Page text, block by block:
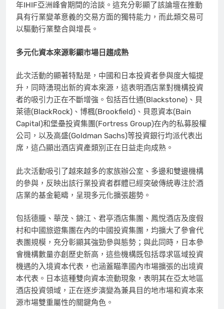
年IHIF亞洲峰會期間的洽談。這充分彰顯了該論壇在推動
具有行業變革意義的交易方面的獨特能力，而此類交易可
以驅動行業整合與增長。
多元化資本來源彰顯市場日趨成熟
此次活動的顯著特點是，中國和日本投資者參與度大幅提
升，同時湧現出新的資本來源，這表明酒店業對機構投資
者的吸引力正在不斷增強。包括百仕通(Blackstone)、貝
萊德(BlackRock)、博楓(Brookfield)、貝恩資本(Bain
Capital)和堡壘投資集團(Fortress Group)在內的私募股權
公司，以及高盛(Goldman Sachs)等投資銀行均派代表出
席，這凸顯出酒店資產類別正在日益走向成熟。
此次活動吸引了越來越多的家族辦公室、多邊和雙邊機構
的參與，反映出該行業投資者群體已經突破傳統專注於酒
店業的基金範疇，呈現多元化擴張趨勢。
包括德朧、華茂、錦江、君亭酒店集團、鳳悅酒店及度假
村和中國旅遊集團在內的中國投資集團，均擴大了參會代
表團規模，充分彰顯其強勁參與態勢；與此同時，日本參
會機構數量亦創歷史新高，這些機構既包括尋求區域投資
機遇的入境資本代表，也涵蓋瞄準國內市場擴張的出境資
本代表。日本這種雙向資本流動現象，表明其在亞太地區
酒店投資領域，正在逐步演變為兼具目的地市場和資本來
源市場雙重屬性的關鍵角色。